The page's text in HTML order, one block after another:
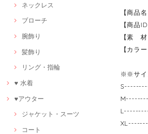
ネックレス
ブローチ
腕飾り
髪飾り
リング・指輪
♥ 水着
♥アウター
ジャケット・スーツ
コート
【商品
【商品
【素 材
【カラ
※※サ